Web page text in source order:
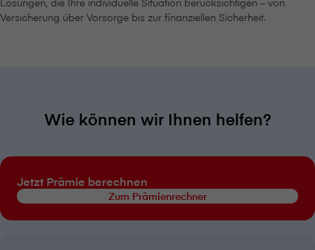
Versicherung über Vorsorge bis zur finanziellen Sicherheit.
Wie können wir Ihnen helfen?
Jetzt Prämie berechnen
Zum Prämienrechner